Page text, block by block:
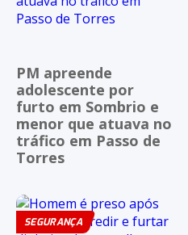
PM apreende
adolescente por
furto em Sombrio e
menor que atuava no
tráfico em Passo de
Torres
SEGURANÇA